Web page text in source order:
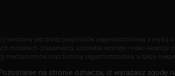
tworzony jest przez pasjonatów zegarmistrzostwa z myślą
modelach czasomierzy, autorskie recenzje i video
mechanizmów oraz historię zegarmistrzostwa, a także
Zegarkiipasja.pl. Korzystanie z serwisu oznacza akceptację
na stronie oznacza, iż wyrażasz zgodę